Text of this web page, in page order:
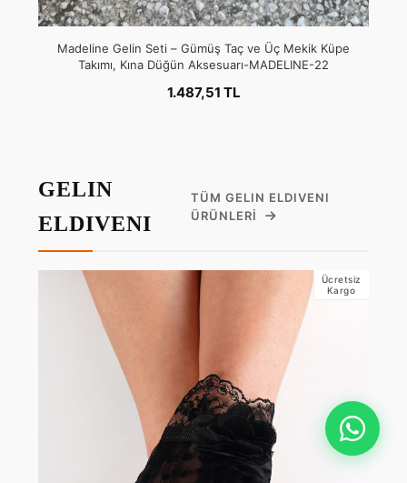
Madeline Gelin Seti – Gümüş Taç ve Üç Mekik Küpe
Takımı, Kına Düğün Aksesuarı-MADELINE-22
1.487,51 TL
GELIN
ELDIVENI
TÜM GELIN ELDIVENI
ÜRÜNLERI
Ücretsiz
Kargo